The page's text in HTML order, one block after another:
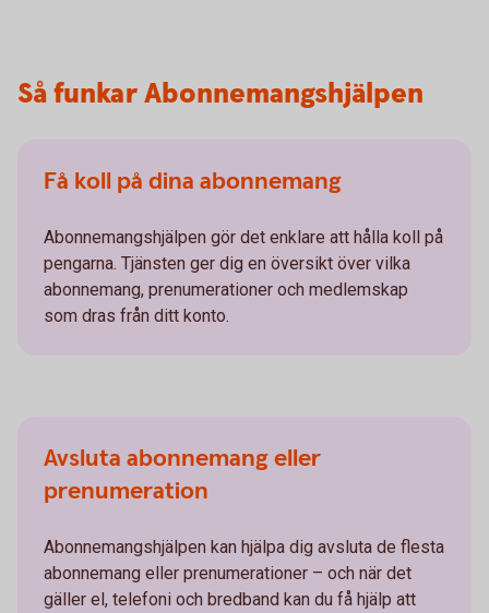
Så funkar Abonnemangshjälpen
Få koll på dina abonnemang
Abonnemangshjälpen gör det enklare att hålla koll på
pengarna. Tjänsten ger dig en översikt över vilka
abonnemang, prenumerationer och medlemskap
som dras från ditt konto.
Avsluta abonnemang eller
prenumeration
Abonnemangshjälpen kan hjälpa dig avsluta de flesta
abonnemang eller prenumerationer – och när det
gäller el, telefoni och bredband kan du få hjälp att